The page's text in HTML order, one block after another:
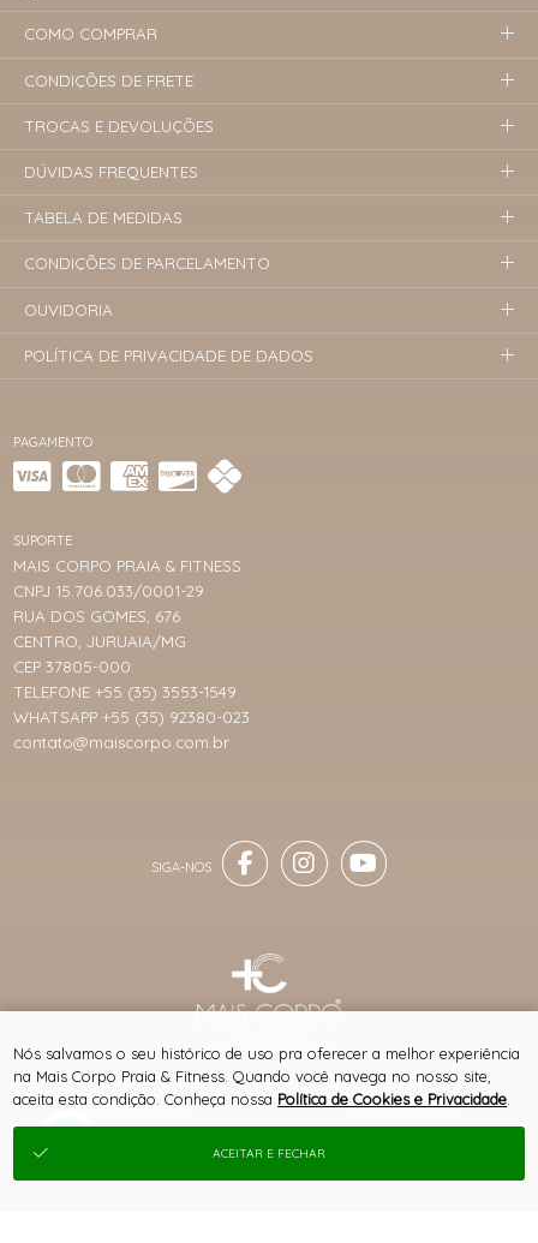
PAGAMENTO
SITE 100% SEGURO PLATAFORMA B2B
SUPORTE
MAIS CORPO PRAIA & FITNESS
CNPJ 15.706.033/0001-29
RUA DOS GOMES, 676
CENTRO, JURUAIA/MG
CEP 37805-000
TELEFONE +55 (35) 3553-1549
WHATSAPP +55 (35) 92380-023
contato@maiscorpo.com.br
COMO COMPRAR
CONDIÇÕES DE FRETE
TROCAS E DEVOLUÇÕES
DÚVIDAS FREQUENTES
TABELA DE MEDIDAS
CONDIÇÕES DE PARCELAMENTO
OUVIDORIA
POLÍTICA DE PRIVACIDADE DE DADOS
® TODOS DIREITOS RESERVADOS
Nós salvamos o seu histórico de uso pra oferecer a melhor experiência
na Mais Corpo Praia & Fitness. Quando você navega no nosso site,
aceita esta condição. Conheça nossa Política de Cookies e Privacidade
ACEITAR E FECHAR